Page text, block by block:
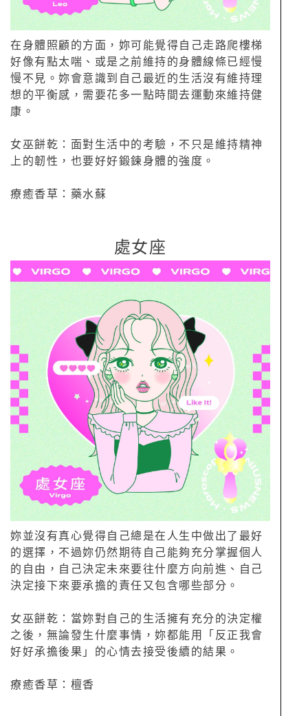
在身體照顧的方面，妳可能覺得自己走路爬樓梯
好像有點太喘、或是之前維持的身體線條已經慢
慢不見。妳會意識到自己最近的生活沒有維持理
想的平衡感，需要花多一點時間去運動來維持健
康。
女巫餅乾：面對生活中的考驗，不只是維持精神
上的韌性，也要好好鍛鍊身體的強度。
療癒香草：藥水蘇
處女座
妳並沒有真心覺得自己總是在人生中做出了最好
的選擇，不過妳仍然期待自己能夠充分掌握個人
的自由，自己決定未來要往什麼方向前進、自己
決定接下來要承擔的責任又包含哪些部分。
女巫餅乾：當妳對自己的生活擁有充分的決定權
之後，無論發生什麼事情，妳都能用「反正我會
好好承擔後果」的心情去接受後續的結果。
療癒香草：檀香